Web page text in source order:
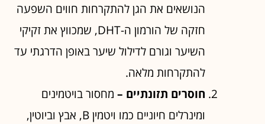
הנושאים את הגן להתקרחות חווים השפעה
חזקה של הורמון ה-DHT, שמכווץ את זקיקי
השיער וגורם לדילול שיער באופן הדרגתי עד
להתקרחות מלאה.
חוסרים תזונתיים –מחסור בויטמינים
ומינרלים חיוניים כמו ויטמין B, אבץ וביוטין,